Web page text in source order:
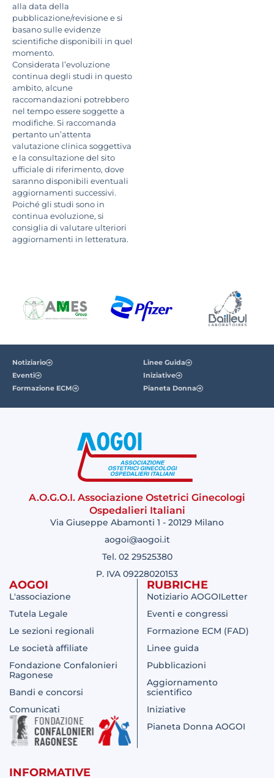
alla data della
pubblicazione/revisione e si
basano sulle evidenze
scientifiche disponibili in quel
momento.
Considerata l’evoluzione
continua degli studi in questo
ambito, alcune
raccomandazioni potrebbero
nel tempo essere soggette a
modifiche. Si raccomanda
pertanto un’attenta
valutazione clinica soggettiva
e la consultazione del sito
ufficiale di riferimento, dove
saranno disponibili eventuali
aggiornamenti successivi.
Poiché gli studi sono in
continua evoluzione, si
consiglia di valutare ulteriori
aggiornamenti in letteratura.
Notiziario
Eventi
Formazione ECM
Linee Guida
Iniziative
Pianeta Donna
A.O.G.O.I. Associazione Ostetrici Ginecologi
Ospedalieri Italiani
Via Giuseppe Abamonti 1 - 20129 Milano
aogoi@aogoi.it
Tel. 02 29525380
P. IVA 09228020153
AOGOI
L'associazione
Tutela Legale
Le sezioni regionali
Le società affiliate
Fondazione Confalonieri
Ragonese
Bandi e concorsi
Comunicati
RUBRICHE
Notiziario AOGOILetter
Eventi e congressi
Formazione ECM (FAD)
Linee guida
Pubblicazioni
Aggiornamento
scientifico
Iniziative
Pianeta Donna AOGOI
INFORMATIVE